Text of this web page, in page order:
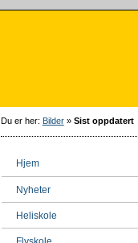
Du er her: Bilder» Sist oppdatert
Hjem
Nyheter
Heliskole